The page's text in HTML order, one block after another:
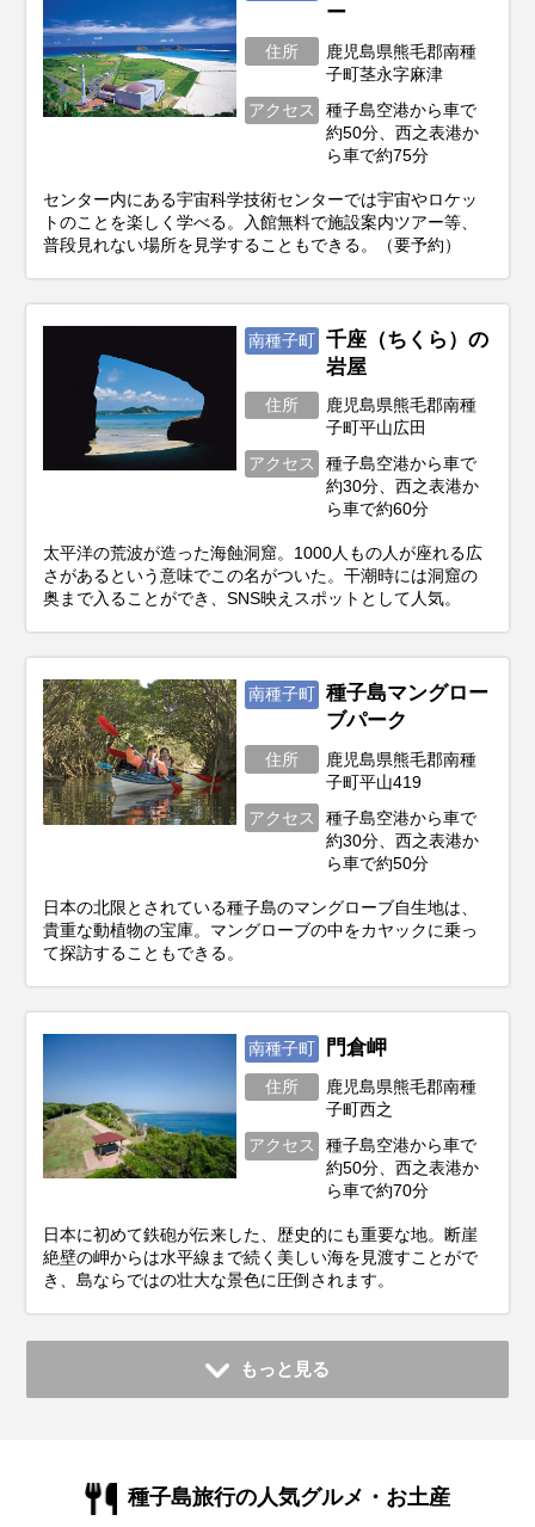
ー
住所
鹿児島県熊毛郡南種
子町茎永字麻津
アクセス
種子島空港から車で
約50分、西之表港か
ら車で約75分
センター内にある宇宙科学技術センターでは宇宙やロケッ
トのことを楽しく学べる。入館無料で施設案内ツアー等、
普段見れない場所を見学することもできる。（要予約）
南種子町 千座（ちくら）の
岩屋
住所
鹿児島県熊毛郡南種
子町平山広田
アクセス
種子島空港から車で
約30分、西之表港か
ら車で約60分
太平洋の荒波が造った海蝕洞窟。1000人もの人が座れる広
さがあるという意味でこの名がついた。干潮時には洞窟の
奥まで入ることができ、SNS映えスポットとして人気。
南種子町 種子島マングロー
ブパーク
住所
鹿児島県熊毛郡南種
子町平山419
アクセス
種子島空港から車で
約30分、西之表港か
ら車で約50分
日本の北限とされている種子島のマングローブ自生地は、
貴重な動植物の宝庫。マングローブの中をカヤックに乗っ
て探訪することもできる。
南種子町 門倉岬
住所
鹿児島県熊毛郡南種
子町西之
アクセス
種子島空港から車で
約50分、西之表港か
ら車で約70分
日本に初めて鉄砲が伝来した、歴史的にも重要な地。断崖
絶壁の岬からは水平線まで続く美しい海を見渡すことがで
き、島ならではの壮大な景色に圧倒されます。
もっと見る
種子島旅行の人気グルメ・お土産